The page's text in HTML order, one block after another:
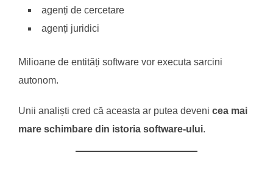
agenți de cercetare
agenți juridici
Milioane de entități software vor executa sarcini
autonom.
Unii analiști cred că aceasta ar putea deveni cea mai
mare schimbare din istoria software-ului.